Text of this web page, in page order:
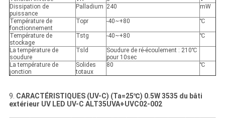
Dissipation de
puissance
Palladium 240 mW
Température de
fonctionnement
Topr -40~+80 ℃
Température de
stockage
Tstg -40~+80 ℃
La température de
soudure
Tsld
Soudure de ré-écoulement : 210℃
pour 10sec
La température de
jonction
Solides
totaux
80 ℃
9. CARACTÉRISTIQUES (UV-C) (Ta=25℃) 0.5W 3535 du bâti
extérieur UV LED UV-C ALT35UVA+UVC02-002